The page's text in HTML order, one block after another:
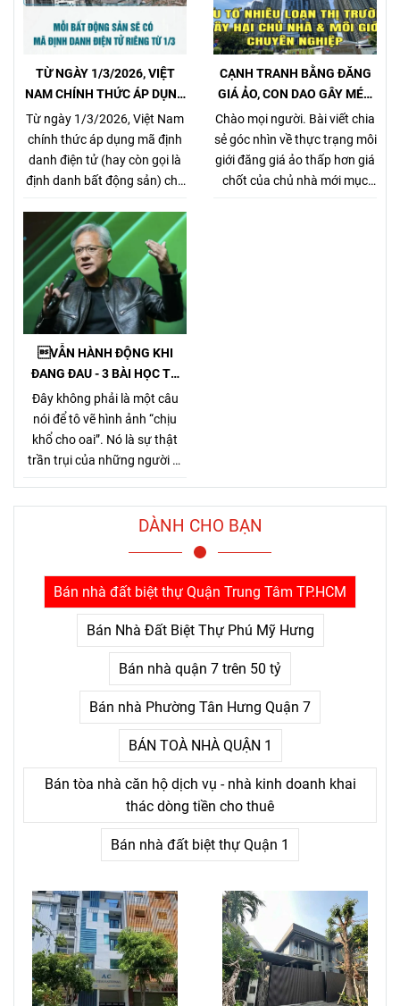
TỪ NGÀY 1/3/2026, VIỆT
NAM CHÍNH THỨC ÁP DỤNG
MÃ ĐỊNH DANH BẤT ĐỘNG
SẢN
Từ ngày 1/3/2026, Việt Nam
chính thức áp dụng mã định
danh điện tử (hay còn gọi là
định danh bất động sản) cho
theo Nghị định
357/2025/NĐ-CP (ban hành
ngày 31/12/2025, hiệu lực từ
1/3/2026) về xây dựng, quản
lý và sử dụng hệ thống thông
tin, cơ sở dữ liệu về nhà ở và
thị trường bất động sản.
CẠNH TRANH BẰNG ĐĂNG
GIÁ ẢO, CON DAO GÂY MÉO
MÓ THỊ TRƯỜNG, GÂY HẠI
CHỦ NHÀ VÀ NHÀ MÔI GIỚI
CHÂN CHÍNH
Chào mọi người. Bài viết chia
sẻ góc nhìn về thực trạng môi
giới đăng giá ảo thấp hơn giá
chốt của chủ nhà mới mục
VẪN HÀNH ĐỘNG KHI
ĐANG ĐAU - 3 BÀI HỌC TỪ
TỶ PHÚ JENSEN HUANG
Đây không phải là một câu
nói để tô vẽ hình ảnh “chịu
khổ cho oai”. Nó là sự thật
trần trụi của những người đi
người chỉ nhận ra sau khi đã
phải là khó khăn lớn, mà là
nỗi đau kéo dài không thấy
điểm kết.
DÀNH CHO BẠN
Bán nhà đất biệt thự Quận Trung Tâm TP.HCM
Bán Nhà Đất Biệt Thự Phú Mỹ Hưng
Bán nhà quận 7 trên 50 tỷ
Bán nhà Phường Tân Hưng Quận 7
BÁN TOÀ NHÀ QUẬN 1
Bán tòa nhà căn hộ dịch vụ - nhà kinh doanh khai
thác dòng tiền cho thuê
Bán nhà đất biệt thự Quận 1